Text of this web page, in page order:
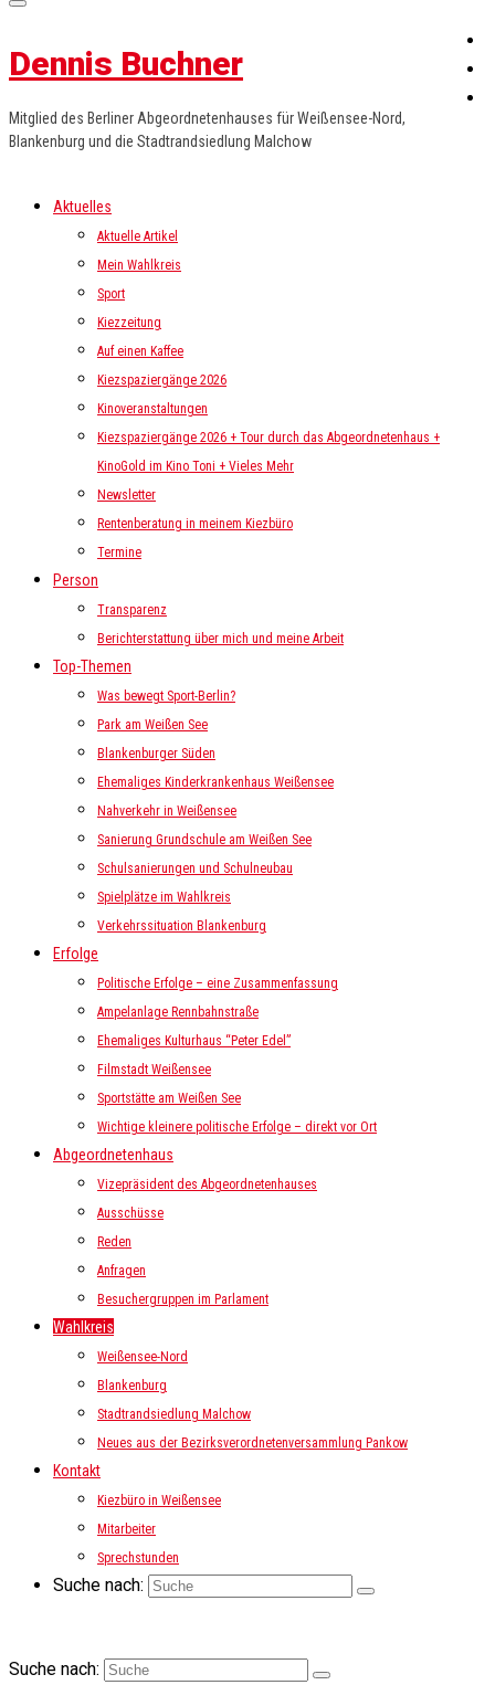
Dennis Buchner
Mitglied des Berliner Abgeordnetenhauses für Weißensee-Nord,
Blankenburg und die Stadtrandsiedlung Malchow
Aktuelles
Aktuelle Artikel
Mein Wahlkreis
Sport
Kiezzeitung
Auf einen Kaffee
Kiezspaziergänge 2026
Kinoveranstaltungen
Kiezspaziergänge 2026 + Tour durch das Abgeordnetenhaus +
KinoGold im Kino Toni + Vieles Mehr
Newsletter
Rentenberatung in meinem Kiezbüro
Termine
Person
Transparenz
Berichterstattung über mich und meine Arbeit
Top-Themen
Was bewegt Sport-Berlin?
Park am Weißen See
Blankenburger Süden
Ehemaliges Kinderkrankenhaus Weißensee
Nahverkehr in Weißensee
Sanierung Grundschule am Weißen See
Schulsanierungen und Schulneubau
Spielplätze im Wahlkreis
Verkehrssituation Blankenburg
Erfolge
Politische Erfolge – eine Zusammenfassung
Ampelanlage Rennbahnstraße
Ehemaliges Kulturhaus “Peter Edel”
Filmstadt Weißensee
Sportstätte am Weißen See
Wichtige kleinere politische Erfolge – direkt vor Ort
Abgeordnetenhaus
Vizepräsident des Abgeordnetenhauses
Ausschüsse
Reden
Anfragen
Besuchergruppen im Parlament
Wahlkreis
Weißensee-Nord
Blankenburg
Stadtrandsiedlung Malchow
Neues aus der Bezirksverordnetenversammlung Pankow
Kontakt
Kiezbüro in Weißensee
Mitarbeiter
Sprechstunden
Suche nach:
Suche nach: